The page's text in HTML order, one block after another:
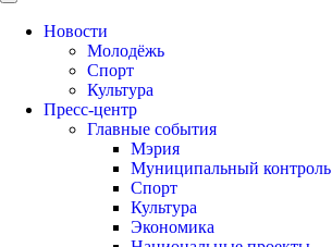
Новости
Молодёжь
Спорт
Культура
Пресс-центр
Главные события
Мэрия
Муниципальный контроль
Спорт
Культура
Экономика